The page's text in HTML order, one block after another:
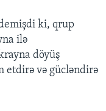
ki, qrup
ilə
döyüş
etdirə və gücləndirə